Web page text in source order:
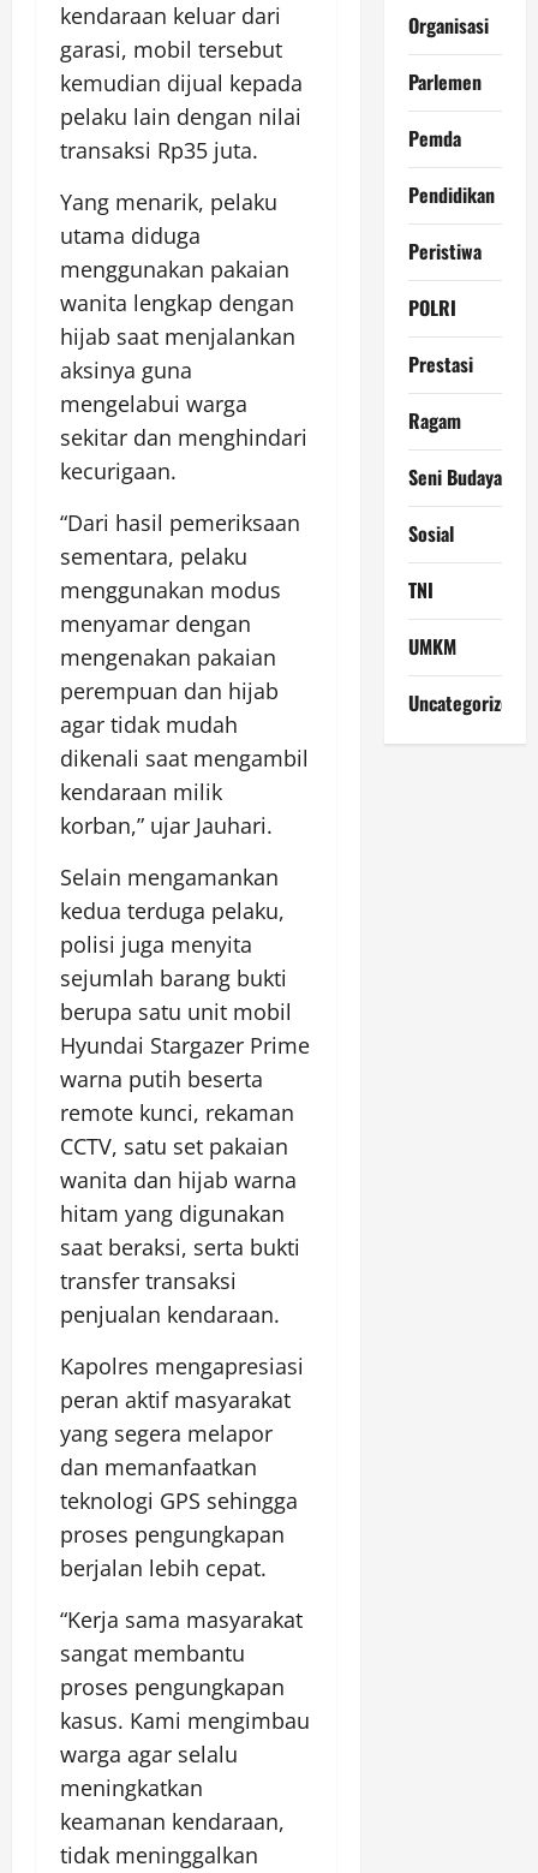
kendaraan keluar dari
garasi, mobil tersebut
kemudian dijual kepada
pelaku lain dengan nilai
transaksi Rp35 juta.
Yang menarik, pelaku
utama diduga
menggunakan pakaian
wanita lengkap dengan
hijab saat menjalankan
aksinya guna
mengelabui warga
sekitar dan menghindari
kecurigaan.
“Dari hasil pemeriksaan
sementara, pelaku
menggunakan modus
menyamar dengan
mengenakan pakaian
perempuan dan hijab
agar tidak mudah
dikenali saat mengambil
kendaraan milik
korban,” ujar Jauhari.
Selain mengamankan
kedua terduga pelaku,
polisi juga menyita
sejumlah barang bukti
berupa satu unit mobil
Hyundai Stargazer Prime
warna putih beserta
remote kunci, rekaman
CCTV, satu set pakaian
wanita dan hijab warna
hitam yang digunakan
saat beraksi, serta bukti
transfer transaksi
penjualan kendaraan.
Kapolres mengapresiasi
peran aktif masyarakat
yang segera melapor
dan memanfaatkan
teknologi GPS sehingga
proses pengungkapan
berjalan lebih cepat.
“Kerja sama masyarakat
sangat membantu
proses pengungkapan
kasus. Kami mengimbau
warga agar selalu
meningkatkan
keamanan kendaraan,
tidak meninggalkan
Organisasi
Parlemen
Pemda
Pendidikan
Peristiwa
POLRI
Prestasi
Ragam
Seni Budaya
Sosial
TNI
UMKM
Uncategorized